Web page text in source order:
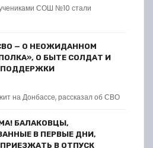
СОШ №10 стали
— О НЕОЖИДАННОМ
О БЫТЕ СОЛДАТ И
на Донбассе, рассказал об СВО
БАЛАКОВЦЫ,
В ПЕРВЫЕ ДНИ,
В ОТПУСК